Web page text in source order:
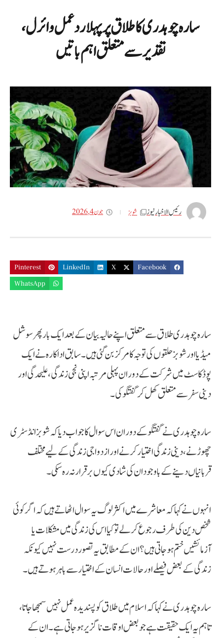
سارہ چوہدری کا طلاق پر پہلا ردعمل وائرل،
تقدیر سے متعلق اہم باتیں
رئیس الاخبار نیوز شوبز جون 4, 2026
Facebook
X
LinkedIn
Pinterest
WhatsApp
سارہ چوہدری طلاق سے متعلق اپنے حالیہ بیان کے بعد ایک بار پھر سوشل
میڈیا اور شوبز حلقوں کی توجہ کا مرکز بن گئی ہیں۔ سابق اداکارہ نے ایک
پوڈکاسٹ میں شرکت کے دوران پہلی مرتبہ اپنی نجی زندگی، علیحدگی اور
دینی سفر سے متعلق کھل کر گفتگو کی۔
سارہ چوہدری نے گفتگو کے دوران اس سوال کا جواب دیا کہ شوبز انڈسٹری
چھوڑنے، دینی زندگی اختیار کرنے اور ازدواجی زندگی کے لیے مختلف
قربانیاں دینے کے باوجود ان کی شادی کیوں برقرار نہ رہ سکی۔
انہوں نے کہا کہ معاشرے میں اکثر لوگ یہ سوال اٹھاتے ہیں کہ اگر کوئی
شخص دین کی طرف رجوع کر لے تو کیا اس کی زندگی میں مشکلات یا
آزمائشیں ختم ہو جاتی ہیں؟ ان کے مطابق یہ تصور درست نہیں کیونکہ
زندگی کے بعض فیصلے اور حالات انسان کے اختیار سے باہر ہوتے ہیں۔
سارہ چوہدری نے کہا کہ اسلام میں طلاق کو پسندیدہ عمل نہیں سمجھا جاتا،
تاہم یہ ایک حقیقت ہے جو بعض اوقات ناگزیر ہو جاتی ہے۔ ان کے